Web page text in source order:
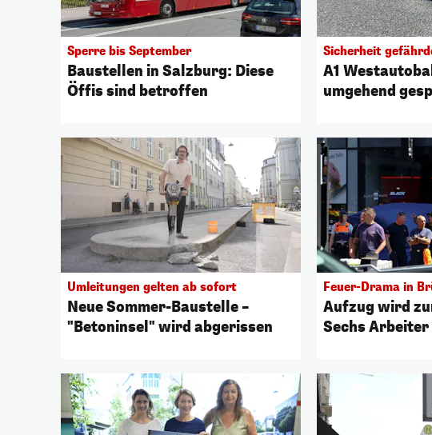
Sperre bis September
Baustellen in Salzburg: Diese
Öffis sind betroffen
Sicherheit
A1
umgehend
Umleitungen gelten ab sofort
Neue Sommer-Baustelle –
"Betoninsel" wird abgerissen
Feuer-Drama in
Aufzug wird
Sechs